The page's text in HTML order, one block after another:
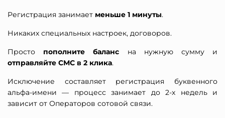
Регистрация занимает меньше 1 минуты.
Никаких специальных настроек, договоров.
Просто пополните баланс на нужную сумму и
отправляйте СМС в 2 клика.
Исключение составляет регистрация буквенного
альфа-имени — процесс занимает до 2-х недель и
зависит от Операторов сотовой связи.